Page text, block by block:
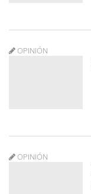
OPINIÓN
OPINIÓN